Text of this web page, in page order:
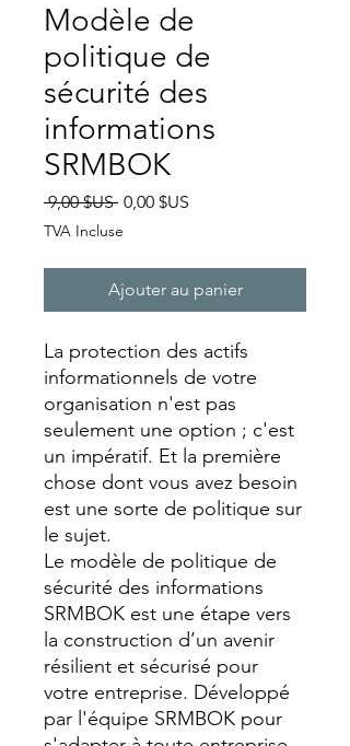
Modèle de
politique de
sécurité des
informations
SRMBOK
9,00 $US Prix
0,00 $US
TVA Incluse
Ajouter au panier
La protection des actifs
informationnels de votre
organisation n'est pas
seulement une option ; c'est
un impératif. Et la première
chose dont vous avez besoin
est une sorte de politique sur
le sujet.
Le modèle de politique de
sécurité des informations
SRMBOK est une étape vers
la construction d’un avenir
résilient et sécurisé pour
votre entreprise. Développé
par l'équipe SRMBOK pour